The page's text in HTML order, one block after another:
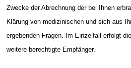
Zwecke der Abrechnung der bei Ihnen
Klärung von medizinischen und sich aus
ergebenden Fragen. Im Einzelfall erfolgt
weitere berechtigte Empfänger.